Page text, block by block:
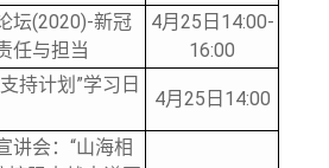
坛(2020)-新冠
任与担当
4月25日14:00-
16:00
持计划”学习日
4月25日14:00
讲会：“山海相